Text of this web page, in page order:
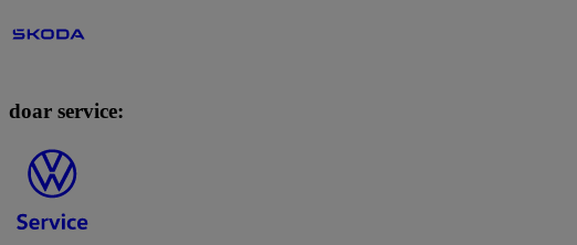
doar service: